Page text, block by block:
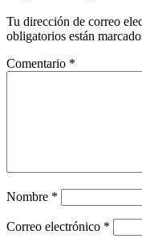
Tu dirección de correo
obligatorios están
Comentario *
Nombre *
Correo electrónico *